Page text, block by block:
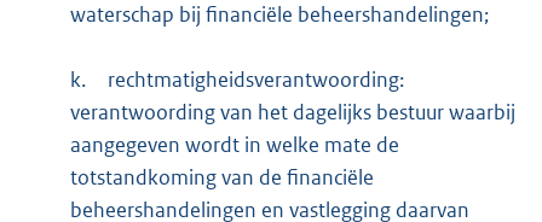
waterschap bij financiële beheershandelingen;
k.
rechtmatigheidsverantwoording:
verantwoording van het dagelijks bestuur waarbij
aangegeven wordt in welke mate de
totstandkoming van de financiële
beheershandelingen en vastlegging daarvan